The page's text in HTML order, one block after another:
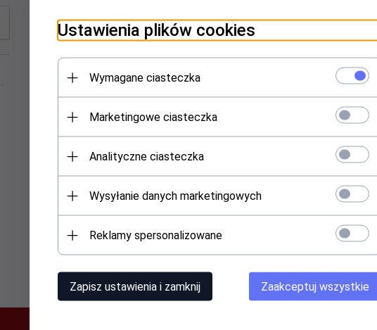
Kobieta"
Cena widoczna po zalogowaniu
opakowaniu z napisem
Kobieta"
Cena widoczna po
Ustawienia plików cookies
Wymagane ciasteczka
Marketingowe ciasteczka
Analityczne ciasteczka
Wysyłanie danych marketingowych
Reklamy spersonalizowane
Zapisz ustawienia i zamknij Zaakceptuj wszystkie